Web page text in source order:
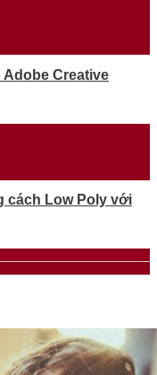
Creative
cách Low Poly với